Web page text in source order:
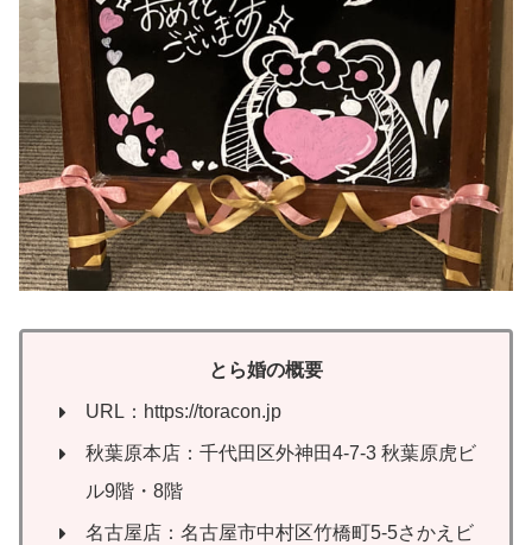
とら婚の概要
URL：https://toracon.jp
秋葉原本店：千代田区外神田4-7-3 秋葉原虎ビ
ル9階・8階
名古屋店：名古屋市中村区竹橋町5-5さかえビ